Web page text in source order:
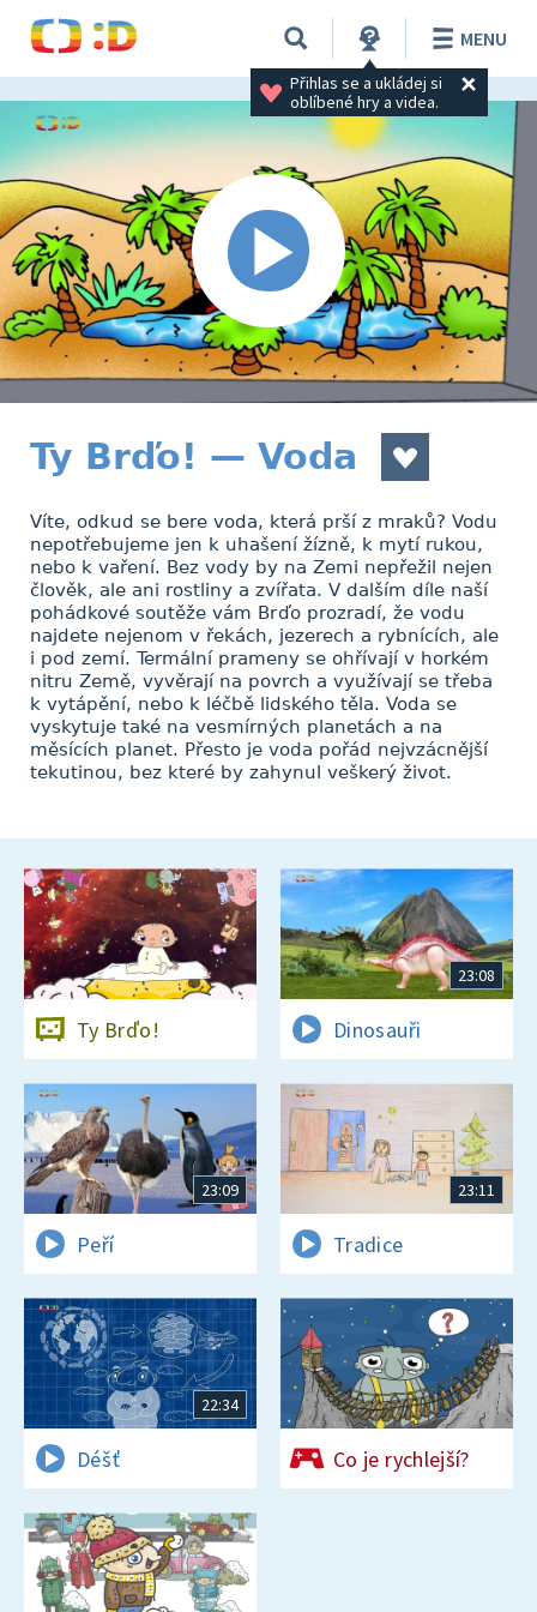
Přihlas se a ukládej si
oblíbené hry a videa.
MENU
Ty Brďo! — Voda
Víte, odkud se bere voda, která prší z mraků? Vodu
nepotřebujeme jen k uhašení žízně, k mytí rukou,
nebo k vaření. Bez vody by na Zemi nepřežil nejen
člověk, ale ani rostliny a zvířata. V dalším díle naší
pohádkové soutěže vám Brďo prozradí, že vodu
najdete nejenom v řekách, jezerech a rybnících, ale
i pod zemí. Termální prameny se ohřívají v horkém
nitru Země, vyvěrají na povrch a využívají se třeba
k vytápění, nebo k léčbě lidského těla. Voda se
vyskytuje také na vesmírných planetách a na
měsících planet. Přesto je voda pořád nejvzácnější
tekutinou, bez které by zahynul veškerý život.
Ty Brďo!
23:08
Dinosauři
23:09
Peří
23:11
Tradice
22:34
Déšť Co je rychlejší?